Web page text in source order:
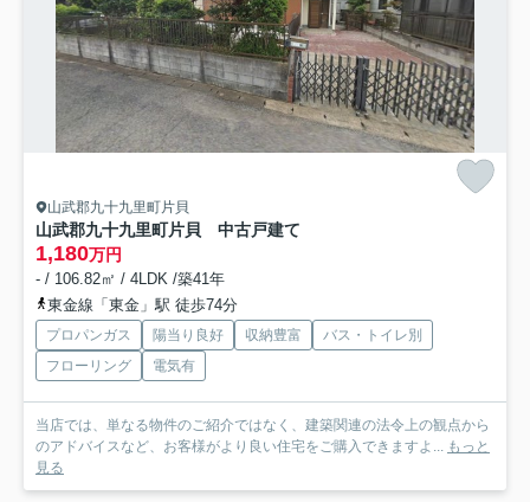
山武郡九十九里町片貝
山武郡九十九里町片貝 中古戸建て
1,180万円
- / 106.82㎡ / 4LDK /築41年
東金線「東金」駅 徒歩74分
プロパンガス 陽当り良好 収納豊富
バス・トイレ別
フローリング
電気有
当店では、単なる物件のご紹介ではなく、建築関連の法令上の観点から
のアドバイスなど、お客様がより良い住宅をご購入できますよ...
もっと
見る